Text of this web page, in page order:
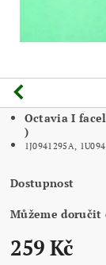
Octavia I
)
1J0941295A,
Dostupnost
Můžeme doručit
259 Kč